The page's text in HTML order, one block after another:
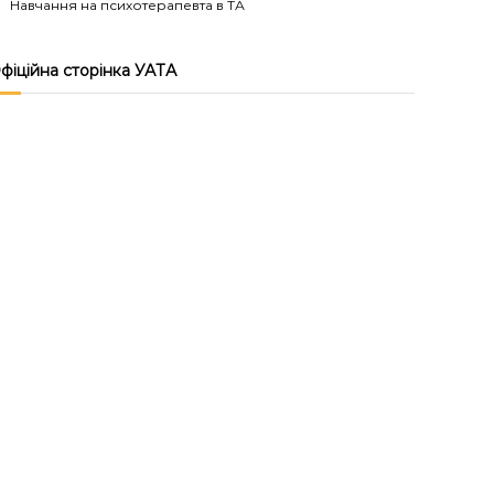
Навчання на психотерапевта в ТА
сторінка УАТА